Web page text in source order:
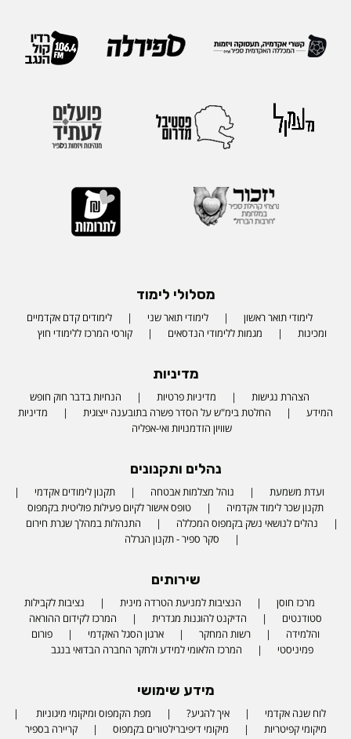
מסלולי לימוד
לימודי תואר ראשון לימודי תואר שני
לימודים קדם אקדמיים
ומכינות
מגמות ללימודי הנדסאים קורסי המרכז ללימודי חוץ
מדיניות
הצהרת נגישות מדיניות פרטיות
הנחיות בדבר חוק חופש
המידע
החלטת בימ"ש על הסדר פשרה בתובענה ייצוגית
מדיניות
שוויון הזדמנויות ואי-אפליה
נהלים ותקנונים
ועדת משמעת נוהל מצלמות אבטחה
תקנון לימודים אקדמי
תקנון שכר לימוד אקדמיה
טופס אישור לקיום פעילות פוליטית בקמפוס
נהלים לנושאי נשק בקמפוס המכללה
התנהלות במהלך שגרת חירום
סקר ספיר - תקנון הגרלה
שירותים
מרכז חוסן הנציבות למניעת הטרדה מינית
נציבות לקבילות
סטודנטים
הדיקנט להוגנות מגדרית
המרכז לקידום ההוראה
והלמידה
רשות המחקר ארגון הסגל האקדמי
פורום
פמיניסטי
המרכז הלאומי למידע ולחקר החברה הבדואי בנגב
מידע שימושי
לוח שנה אקדמי איך להגיע?
מפת הקמפוס ומיקומי מיגוניות
מיקומי קפיטריות
מיקומי דיפיברילטורים בקמפוס
קריירה בספיר